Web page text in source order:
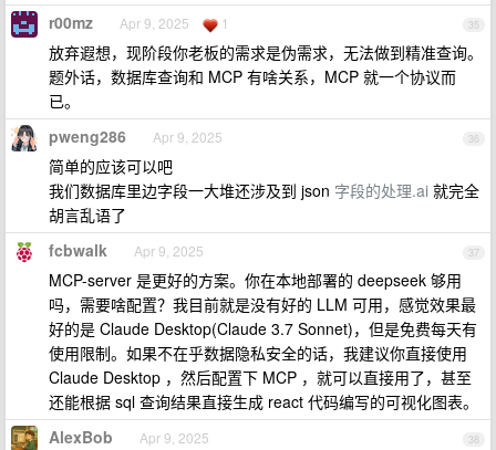
35
r00mz Apr 9, 2025 1
放弃遐想，现阶段你老板的需求是伪需求，无法做到精准查询。
题外话，数据库查询和 MCP 有啥关系，MCP 就一个协议而
已。
36
pweng286 Apr 9, 2025
简单的应该可以吧
我们数据库里边字段一大堆还涉及到 json 字段的处理.ai 就完全
胡言乱语了
37
fcbwalk Apr 9, 2025
MCP-server 是更好的方案。你在本地部署的 deepseek 够用
吗，需要啥配置？我目前就是没有好的 LLM 可用，感觉效果最
好的是 Claude Desktop(Claude 3.7 Sonnet)，但是免费每天有
使用限制。如果不在乎数据隐私安全的话，我建议你直接使用
Claude Desktop ，然后配置下 MCP ，就可以直接用了，甚至
还能根据 sql 查询结果直接生成 react 代码编写的可视化图表。
38
AlexBob Apr 9, 2025